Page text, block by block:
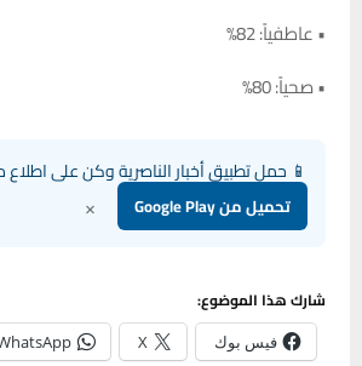
• عاطفياً: 82%
• صحياً: 80%
📱 حمل تطبيق أخبار الناصرية وكن على اطلاع
تحميل من Google Play ×
شارك هذا الموضوع:
فيس بوك X